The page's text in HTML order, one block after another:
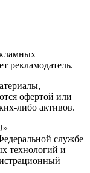
рекламодатель.
офертой или
либо активов.
службе
технологий и